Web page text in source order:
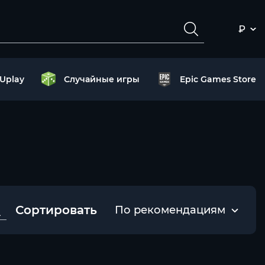
₽
Случайные игры Epic Games Store
Сортировать По рекомендациям